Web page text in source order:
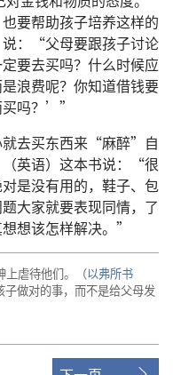
要帮助孩子培养这样的
：“父母要跟孩子讨论
要去买吗？什么时候应
浪费呢？你知道借钱要
买吗？’”
就去买东西来“麻醉”自
英语）这本书说：“很
是没有用的，鞋子、包
大家就要表现同情，了
想该怎样解决。”
上虐待他们。（以弗所书
做对的事，而不是给父母发